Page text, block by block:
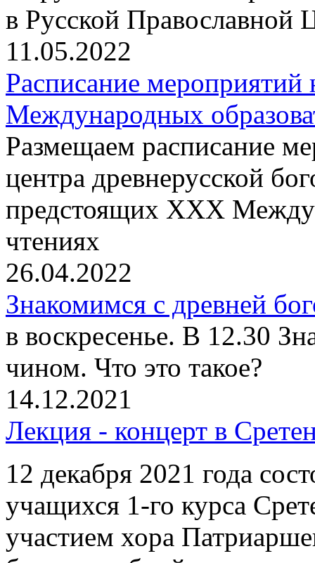
в Русской Православной
11.05.2022
Расписание
Международных
Размещаем расписание
центра древнерусской
предстоящих XXX
чтениях
26.04.2022
Знакомимся с древней
в воскресенье. В 12.30
чином. Что это такое?
14.12.2021
Лекция - концерт в
12 декабря 2021 года
учащихся 1-го курса
участием хора